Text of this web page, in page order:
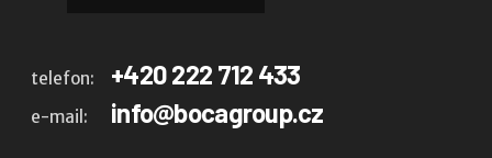
telefon: +420 222 712 433
e-mail: info@bocagroup.cz